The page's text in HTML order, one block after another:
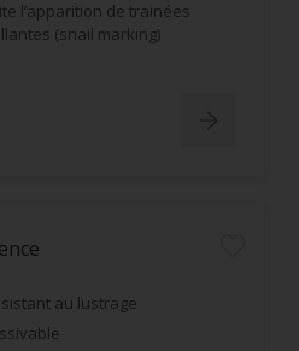
l’apparition de trainées
(snail marking)
au lustrage